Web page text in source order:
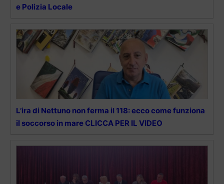
e Polizia Locale
L’ira di Nettuno non ferma il 118: ecco come funziona
il soccorso in mare CLICCA PER IL VIDEO